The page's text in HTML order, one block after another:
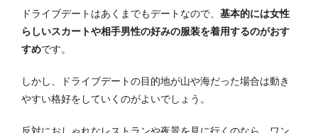
ドライブデートはあくまでもデートなので、 基本的には女性
らしいスカートや相手男性の好みの服装を着用するのがおす
すめです。
しかし、ドライブデートの目的地が山や海だった場合は動き
やすい格好をしていくのがよいでしょう。